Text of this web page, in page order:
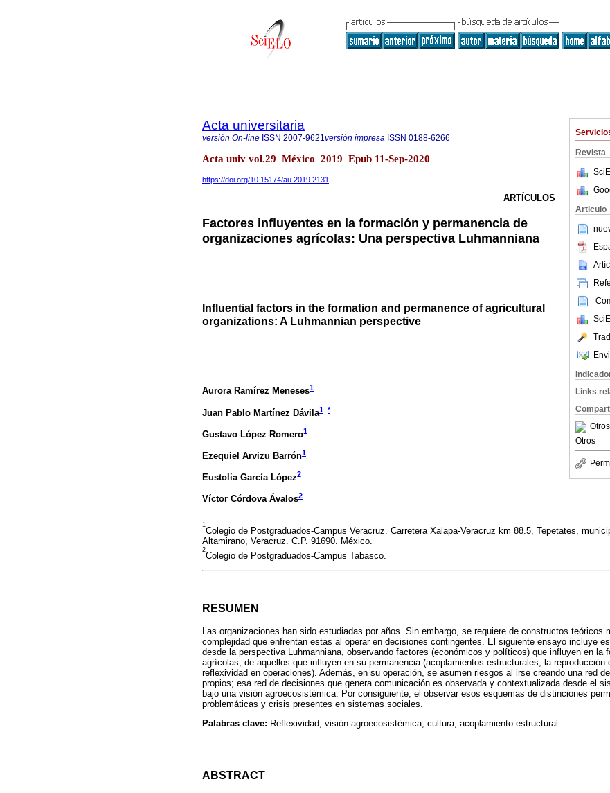
Revista
Articulo
Links
Otros
Otros
Acta universitaria
versión On-line ISSN 2007-9621versión impresa ISSN 0188-6266
Acta univ vol.29 México 2019 Epub 11-Sep-2020
https://doi.org/10.15174/au.2019.2131
ARTÍCULOS
Factores influyentes en la formación y permanencia de
organizaciones agrícolas: Una perspectiva Luhmanniana
Influential factors in the formation and permanence of agricultural
organizations: A Luhmannian perspective
Aurora Ramírez Meneses1
Juan Pablo Martínez Dávila1 *
Gustavo López Romero1
Ezequiel Arvizu Barrón1
Eustolia García López2
Víctor Córdova Ávalos2
1
Colegio de Postgraduados-Campus Veracruz. Carretera Xalapa-Veracruz km 88.5, Tepetates,
Altamirano, Veracruz. C.P. 91690. México.
2
Colegio de Postgraduados-Campus Tabasco.
RESUMEN
Las organizaciones han sido estudiadas por años. Sin embargo, se requiere de constructos teóricos
complejidad que enfrentan estas al operar en decisiones contingentes. El siguiente ensayo incluye
desde la perspectiva Luhmanniana, observando factores (económicos y políticos) que influyen en la
agrícolas, de aquellos que influyen en su permanencia (acoplamientos estructurales, la
reflexividad en operaciones). Además, en su operación, se asumen riesgos al irse creando una red
propios; esa red de decisiones que genera comunicación es observada y contextualizada desde el
bajo una visión agroecosistémica. Por consiguiente, el observar esos esquemas de distinciones
problemáticas y crisis presentes en sistemas sociales.
Palabras clave: Reflexividad; visión agroecosistémica; cultura; acoplamiento estructural
ABSTRACT